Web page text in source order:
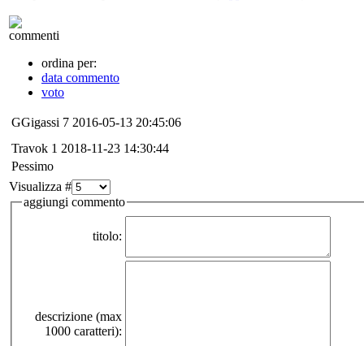
commenti
ordina per:
data commento
voto
GGigassi 7 2016-05-13 20:45:06
Travok 1 2018-11-23 14:30:44
Pessimo
Visualizza #
aggiungi commento
titolo:
descrizione (max
1000 caratteri):